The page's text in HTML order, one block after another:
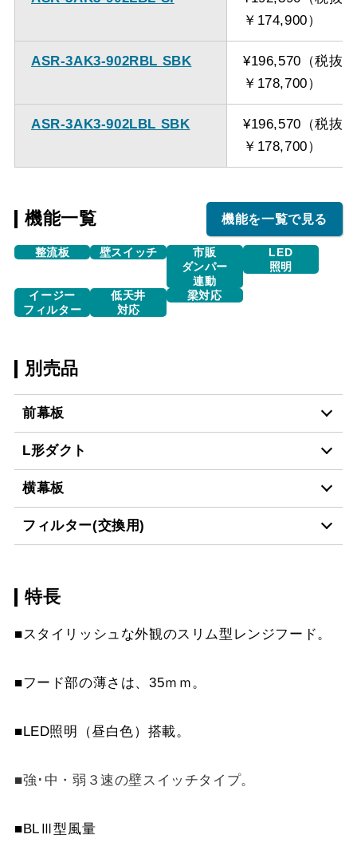
￥174,900）
ASR-3AK3-902RBL SBK
¥196,570（税抜
￥178,700）
ASR-3AK3-902LBL SBK
¥196,570（税抜
￥178,700）
機能一覧 機能を一覧で見る
整流板 壁スイッチ
市販
ダンパー
連動
LED
照明
イージー
フィルター
低天井
対応
梁対応
別売品
前幕板
MPB-9465 BK ¥10,890（税抜価格 ￥
MPB-9465 W ¥10,890（税抜価格 ￥
MPB-9465 SBK
MPB-9565 BK ¥10,890（税抜価格 ￥
MPB-9565 W
MPB-9565 SI
L形ダクト
LD-15 ¥3,520（税抜価格 ￥
横幕板
YMP465-C300 W
YMP465-C300 SI ¥9,570（税抜価格 ￥
YMP465-C300 SBK
フィルター(交換用)
VES-4001
FES-4001 ¥5,390（税抜価格 ￥
AES-4001
特長
■スタイリッシュな外観のスリム型レンジフード。
■フード部の薄さは、35ｍｍ。
■LED照明（昼白色）搭載。
■強･中・弱３速の壁スイッチタイプ。
■BLⅢ型風量